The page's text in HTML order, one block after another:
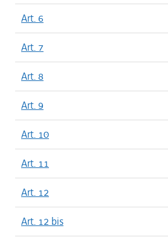
Art. 6
Art. 7
Art. 8
Art. 9
Art. 10
Art. 11
Art. 12
Art. 12 bis